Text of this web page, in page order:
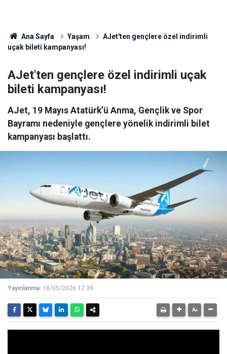
Ana Sayfa Yaşam
AJet'ten gençlere özel indirimli
uçak bileti kampanyası!
AJet'ten gençlere özel indirimli uçak
bileti kampanyası!
AJet, 19 Mayıs Atatürk’ü Anma, Gençlik ve Spor
Bayramı nedeniyle gençlere yönelik indirimli bilet
kampanyası başlattı.
Yayınlanma: 18/05/2026 12:39